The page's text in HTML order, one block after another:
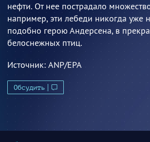
нефти. От нее пострадало
например, эти лебеди никогда уже
подобно герою Андерсена, в
белоснежных птиц.
Источник:ANP/EPA
Обсудить